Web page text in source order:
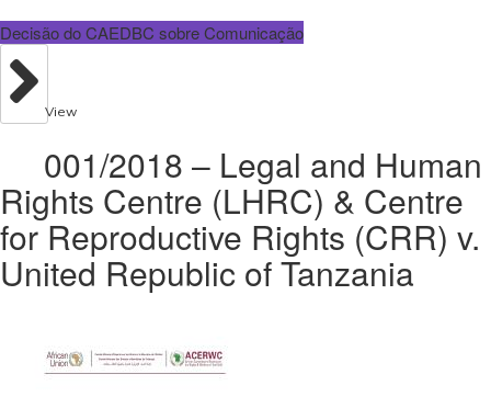
Decisão do CAEDBC sobre Comunicação
View
001/2018 – Legal and Human
Rights Centre (LHRC) & Centre
for Reproductive Rights (CRR) v.
United Republic of Tanzania